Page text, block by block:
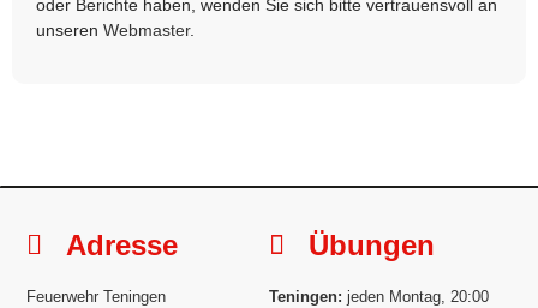
oder Berichte haben, wenden Sie sich bitte vertrauensvoll an
unseren Webmaster.
Adresse
Feuerwehr Teningen
Übungen
Teningen: jeden Montag, 20:00